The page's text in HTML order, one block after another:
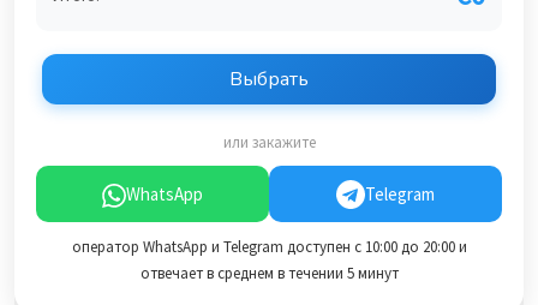
Выбрать
или закажите
WhatsApp Telegram
оператор WhatsApp и Telegram доступен с 10:00 до 20:00 и
отвечает в среднем в течении 5 минут